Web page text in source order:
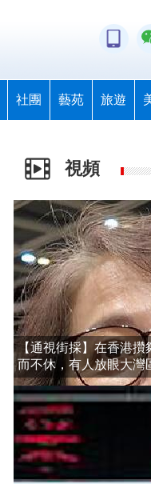
社團 藝苑 旅遊
視頻
【通視街採】在香港攢
而不休，有人放眼大灣